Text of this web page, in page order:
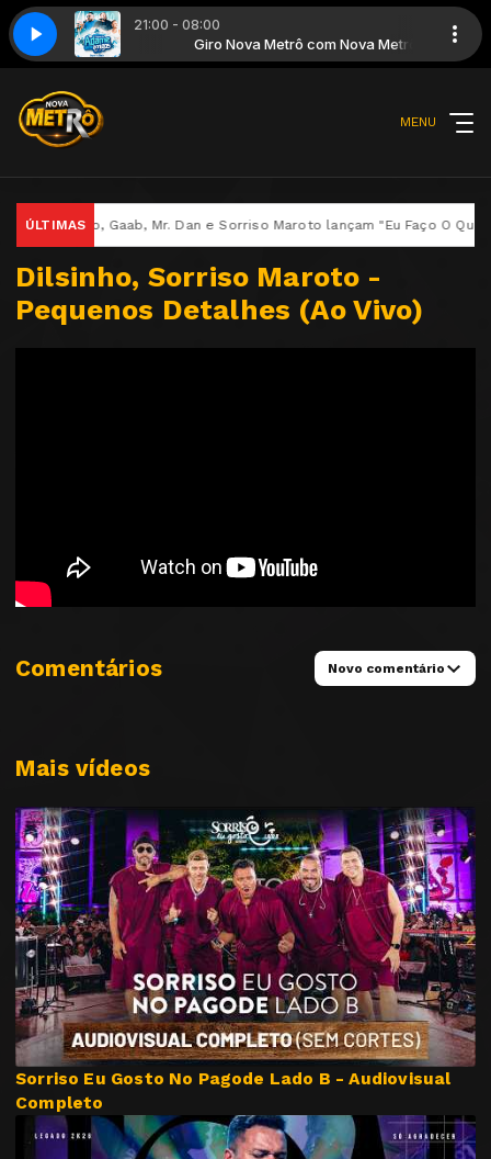
21:00 - 08:00
Nova Metrô Giro Nova Metrô com Nova Metrô
a Três - Instinto - GamadinhoPagode do Adame - Não Tem Hora
MENU
ÚLTIMAS
Gaab, Mr. Dan e Sorriso Maroto lançam "Eu Faço O Que" no projeto
Dilsinho, Sorriso Maroto -
Pequenos Detalhes (Ao Vivo)
Mais vídeos
Sorriso Eu Gosto No Pagode Lado B - Audiovisual
Completo
Comentários Novo comentário